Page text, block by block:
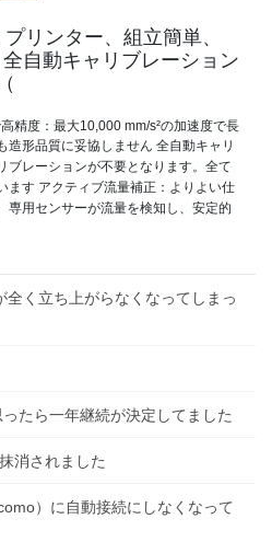
リンター、組立簡単、
自動キャリブレーション
精度：最大10,000 mm/s²の加速度で長
形品質に妥協しません 全自動キャリ
ブレーションが不要となります。全て
ます アクティブ流量補正：よりよい仕
専用センサーが流量を検知し、安定的
するのにAMS liteが必要です 簡単か
く立ち上がらなくなってしまっ
たら一年継続が決定してました
消されました
）に自動接続にしなくなって